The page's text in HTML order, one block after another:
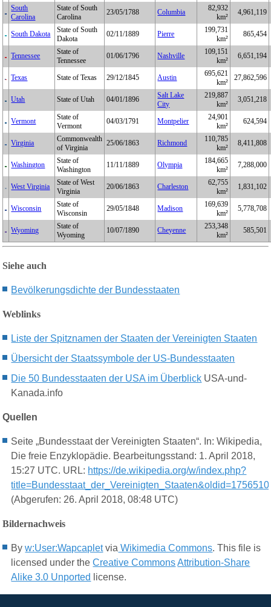
South
Carolina
State of South
Carolina
23/05/1788 Columbia
82,932
km²
4,961,119
South Dakota
State of South
Dakota
02/11/1889 Pierre
199,731
km²
865,454
Tennessee
State of
Tennessee
01/06/1796 Nashville
109,151
km²
6,651,194
Texas State of Texas 29/12/1845 Austin
695,621
km²
27,862,596
Utah State of Utah 04/01/1896
Salt Lake
City
219,887
km²
3,051,218
Vermont
State of
Vermont
04/03/1791 Montpelier
24,901
km²
624,594
Virginia
Commonwealth
of Virginia
25/06/1863 Richmond
110,785
km²
8,411,808
Washington
State of
Washington
11/11/1889 Olympia
184,665
km²
7,288,000
West Virginia
State of West
Virginia
20/06/1863 Charleston
62,755
km²
1,831,102
Wisconsin
State of
Wisconsin
29/05/1848 Madison
169,639
km²
5,778,708
Wyoming
State of
Wyoming
10/07/1890 Cheyenne
253,348
km²
585,501
Siehe auch
Bevöl kerungsdichte der Bundesstaaten
Weblinks
Liste der Spitznamen der Staaten der Vereinigten Staaten
Übersicht der Staatssymbole der US-Bundesstaaten
Die 50 Bundesstaaten der USA im Überblick USA-und-
Kanada.info
Quellen
Seite „Bundesstaat der Vereinigten Staaten“. In: Wikipedia,
Die freie Enzyklopädie. Bearbeitungsstand: 1. April 2018,
15:27 UTC. URL: https://de.wikipedia.org/w/index.php?
(Abgerufen: 26. April 2018, 08:48 UTC)
Bildernachweis
Byw:User:Wapcapletvia Wikimedia Commons. This file is
licensed under theCreative Commons Attribution-Share
Alike 3.0 Unported
license.